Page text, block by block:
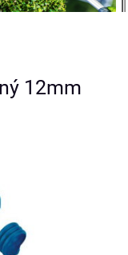
12mm